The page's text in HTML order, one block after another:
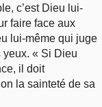
c’est Dieu lui-
faire face aux
lui-même qui juge
yeux. « Si Dieu
il doit
la sainteté de sa